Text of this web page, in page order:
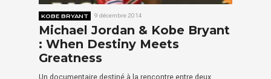
KOBE BRYANT 9 décembre 2014
Michael Jordan & Kobe Bryant
: When Destiny Meets
Greatness
Un documentaire destiné à la rencontre entre deux